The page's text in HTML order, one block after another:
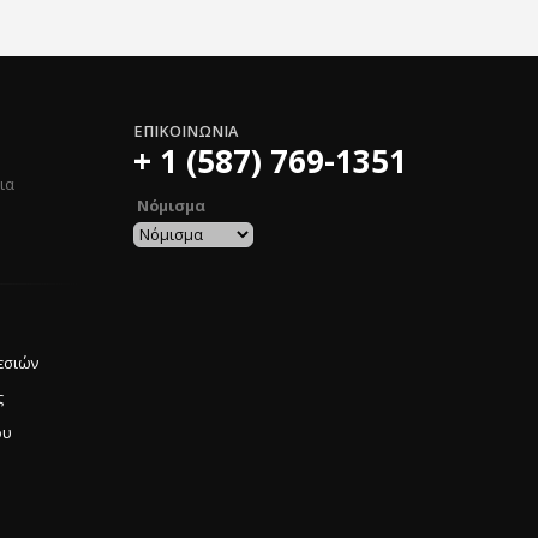
ΕΠΙΚΟΙΝΩΝΊΑ
+ 1 (587) 769-1351
Νόμισμα